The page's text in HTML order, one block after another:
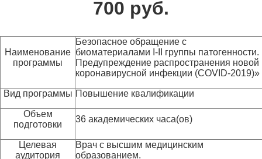
700 руб.
Наименование
программы
Безопасное обращение с
биоматериалами I-II группы патогенности.
Предупреждение распространения новой
коронавирусной инфекции (COVID-2019)»
Вид программы Повышение квалификации
Объем
подготовки
36 академических часа(ов)
Целевая
аудитория
Врач с высшим медицинским
образованием.